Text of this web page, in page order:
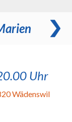
Uhr
Wädenswil